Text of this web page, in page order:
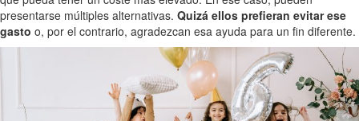
presentarse múltiples alternativas. Quizá ellos prefieran evitar ese
gasto o, por el contrario, agradezcan esa ayuda para un fin diferente.